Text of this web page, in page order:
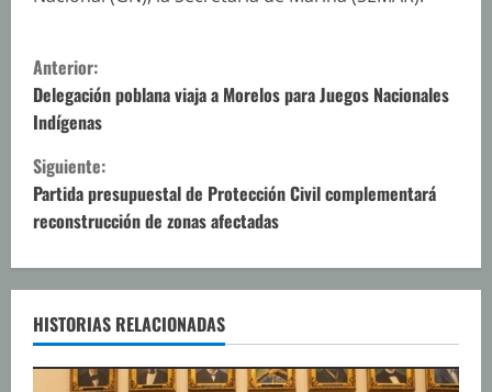
S
i
g
u
e
l
e
y
Anterior:
Delegación poblana viaja a Morelos para Juegos Nacionales
Indígenas
Siguiente:
Partida presupuestal de Protección Civil complementará
reconstrucción de zonas afectadas
HISTORIAS RELACIONADAS